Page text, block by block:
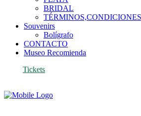
BRIDAL
Souvenirs
Bolígrafo
CONTACTO
Museo Recomienda
Tickets